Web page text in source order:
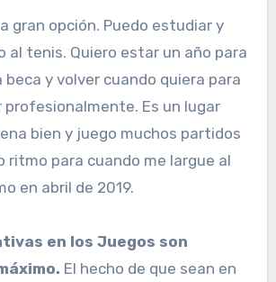
gran opción. Puedo estudiar y
al tenis. Quiero estar un año para
beca y volver cuando quiera para
profesionalmente. Es un lugar
bien y juego muchos partidos
ritmo para cuando me largue al
en abril de 2019.
en los Juegos son
El hecho de que sean en